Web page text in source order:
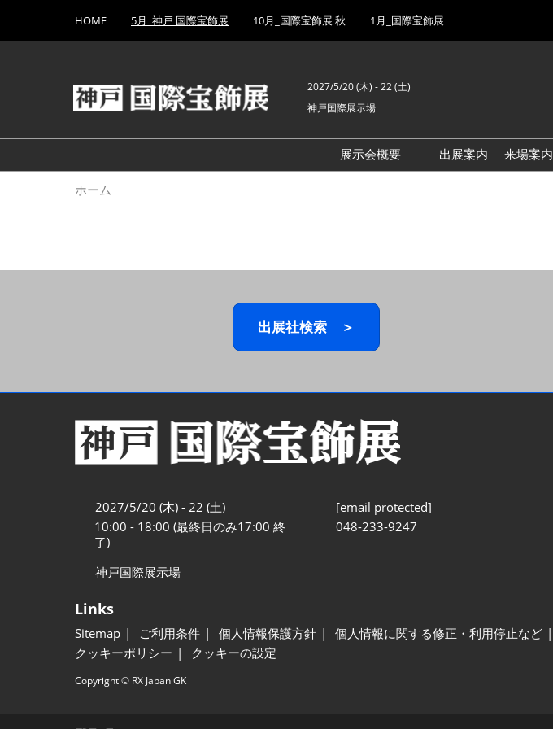
キ
し
て
to
HOME 5月_神戸 国際宝飾展 10月_国際宝飾展 秋 1月_国際宝飾展
2027/5/20 (木) - 22 (土)
神戸国際展示場
展示会概要
出展案内
来場案内
ホーム
出展社検索 ＞
2027/5/20 (木) - 22 (土)
10:00 - 18:00 (最終日のみ17:00 終
了)
神戸国際展示場
[email protected]
048-233-9247
Links
Sitemap ご利用条件 個人情報保護方針 個人情報に関する修正・利用停止など
クッキーポリシー
クッキーの設定
Copyright © RX Japan GK